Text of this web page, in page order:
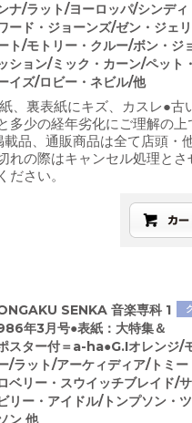
ナ/ラット/ヨーロッパ/シンデ
ード・ジョーンズ/ゼン・ジェ
ト/モトリー・クルー/ボン・ジ
ション/ミック・カーン/ペット
イズ/ロビー・ネビル/他
、裏表紙にキズ、カスレ●古
多少の経年劣化にご理解の上
品、通販商品は全て店頭・
れの際はキャンセル処理とさ
ださい。
SENKA 音楽専科 1
年3月号●表紙：大特集＆
スター付＝a-ha●G.Iオレンジ/
/ラット/アーケィディア/トミー
ベリー・スウイッチブレイド/
リー・アイドル/トンプソン・
ン 他